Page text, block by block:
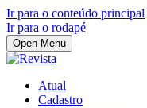
Ir para o conteúdo principal
Ir para o rodapé
Open Menu
Atual
Cadastro